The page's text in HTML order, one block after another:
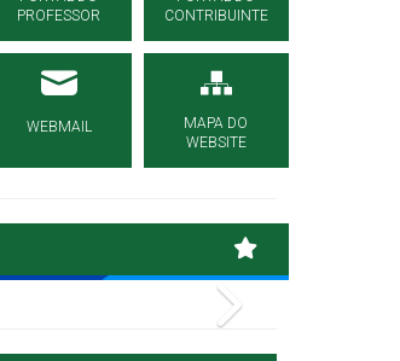
PROFESSOR
CONTRIBUINTE
WEBMAIL
MAPA DO
WEBSITE